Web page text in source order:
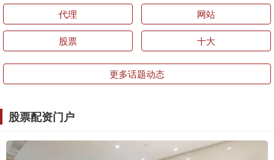
代理 网站
股票 十大
更多话题动态
股票配资门户